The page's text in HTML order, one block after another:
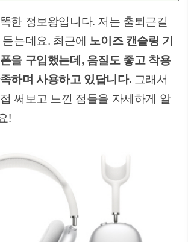
한 정보왕입니다. 저는 출퇴근길
는데요. 최근에 노이즈 캔슬링 기
을 구입했는데, 음질도 좋고 착용
하며 사용하고 있답니다. 그래서
써보고 느낀 점들을 자세하게 알
!